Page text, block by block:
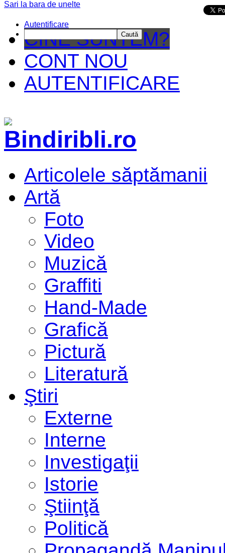
CINE SUNTEM?
CONT NOU
AUTENTIFICARE
Articolele săptămanii
Artă
Foto
Video
Muzică
Graffiti
Hand-Made
Grafică
Pictură
Literatură
Ştiri
Externe
Interne
Investigaţii
Istorie
Ştiinţă
Politică
Sari la bara de unelte
Autentificare
Caută